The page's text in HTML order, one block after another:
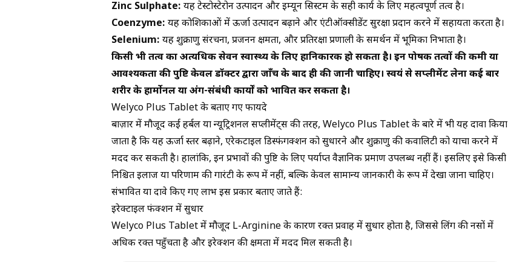
Zinc Sulphate: यह टेस्टोस्टेरोन उत्पादन और इम्यून सिस्टम के सही कार्य के लिए महत्वपूर्ण तत्व है।
Coenzyme: यह कोशिकाओं में ऊर्जा उत्पादन बढ़ाने और एंटीऑक्सीडेंट सुरक्षा प्रदान करने में सहायता करता है।
Selenium: यह शुक्राणु संरचना, प्रजनन क्षमता, और प्रतिरक्षा प्रणाली के समर्थन में भूमिका निभाता है।
किसी भी तत्व का अत्यधिक सेवन स्वास्थ्य के लिए हानिकारक हो सकता है। इन पोषक तत्वों की कमी या
आवश्यकता की पुष्टि केवल डॉक्टर द्वारा जाँच के बाद ही की जानी चाहिए। स्वयं से सप्लीमेंट लेना कई बार
शरीर के हार्मोनल या अंग-संबंधी कार्यों को प्रभावित कर सकता है।
Welyco Plus Tablet के बताए गए फायदे
बाज़ार में मौजूद कई हर्बल या न्यूट्रिशनल सप्लीमेंट्स की तरह, Welyco Plus Tablet के बारे में भी यह दावा किया
जाता है कि यह ऊर्जा स्तर बढ़ाने, एरेकटाइल डिस्फंगक्शन को सुधारने और शुक्राणु की कवालिटी को याचा करने में
मदद कर सकती है। हालांकि, इन प्रभावों की पुष्टि के लिए पर्याप्त वैज्ञानिक प्रमाण उपलब्ध नहीं हैं। इसलिए इसे किसी
निश्चित इलाज या परिणाम की गारंटी के रूप में नहीं, बल्कि केवल सामान्य जानकारी के रूप में देखा जाना चाहिए।
संभावित या दावे किए गए लाभ इस प्रकार बताए जाते हैं:
इरेक्टाइल फंक्शन में सुधार
Welyco Plus Tablet में मौजूद L-Arginine के कारण रक्त प्रवाह में सुधार होता है, जिससे लिंग की नसों में
अधिक रक्त पहुँचता है और इरेक्शन की क्षमता में मदद मिल सकती है।